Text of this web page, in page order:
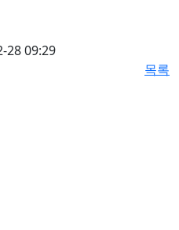
28 09:29
목록